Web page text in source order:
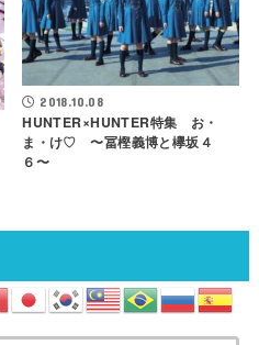
2018.10.08
HUNTER×HUNTER特集 お・
ま・け♡ 〜冨樫義博と欅坂４
６〜